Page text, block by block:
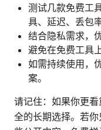
测试几款免费工
具、延迟、丢包率
结合隐私需求，
避免在免费工具
如需持续使用，
案。
请记住：如果你更
全的长期选择。若